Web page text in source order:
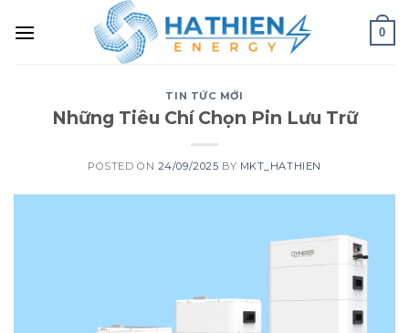
0
TIN TỨC MỚI
Những Tiêu Chí Chọn Pin Lưu Trữ
POSTED ON 24/09/2025 BY MKT_HATHIEN